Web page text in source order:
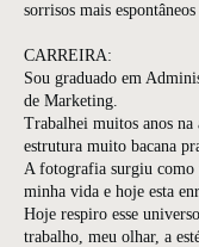
sorrisos mais
CARREIRA:
Sou graduado em
de Marketing.
Trabalhei muitos anos
estrutura muito bacana
A fotografia surgiu como
minha vida e hoje esta
Hoje respiro esse
trabalho, meu olhar, a